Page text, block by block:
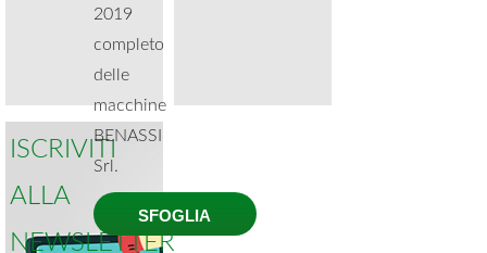
2019
completo
delle
macchine
BENASSI
Srl.
SFOGLIA
ISCRIVITI
ALLA
NEWSLETTER